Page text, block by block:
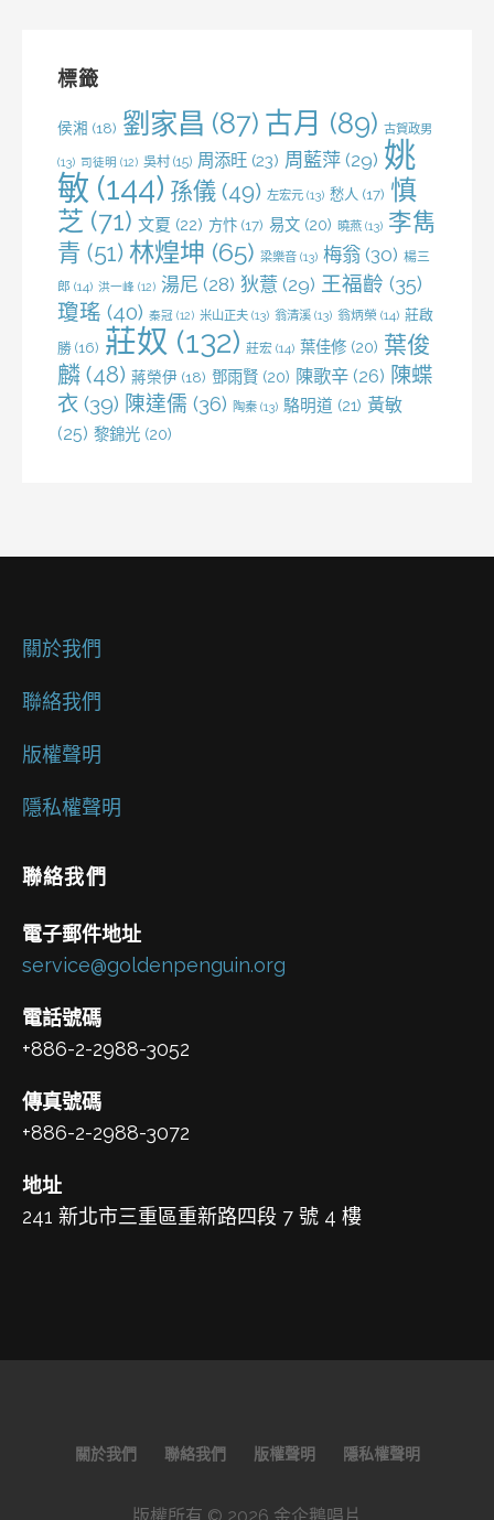
標籤
侯湘 (18) 劉家昌 (87) 古月 (89) 古賀政男
(13) 司徒明 (12) 吳村 (15) 周添旺 (23) 周藍萍 (29) 姚
敏 (144) 孫儀 (49) 左宏元 (13) 愁人 (17) 慎
芝 (71) 文夏 (22) 方忭 (17) 易文 (20) 曉燕 (13) 李雋
青 (51) 林煌坤 (65) 梁樂音 (13) 梅翁 (30) 楊三
郎 (14) 洪一峰 (12) 湯尼 (28) 狄薏 (29) 王福齡 (35)
瓊瑤 (40) 秦冠 (12) 米山正夫 (13) 翁清溪 (13) 翁炳榮 (14) 莊啟
勝 (16) 莊奴 (132) 莊宏 (14) 葉佳修 (20) 葉俊
麟 (48) 蔣榮伊 (18) 鄧雨賢 (20) 陳歌辛 (26) 陳蝶
衣 (39) 陳達儒 (36) 陶秦 (13) 駱明道 (21) 黃敏
(25) 黎錦光 (20)
關於我們
聯絡我們
版權聲明
隱私權聲明
聯絡我們
電子郵件地址
service@goldenpenguin.org
電話號碼
+886-2-2988-3052
傳真號碼
+886-2-2988-3072
地址
241 新北市三重區重新路四段 7 號 4 樓
關於我們 聯絡我們 版權聲明 隱私權聲明